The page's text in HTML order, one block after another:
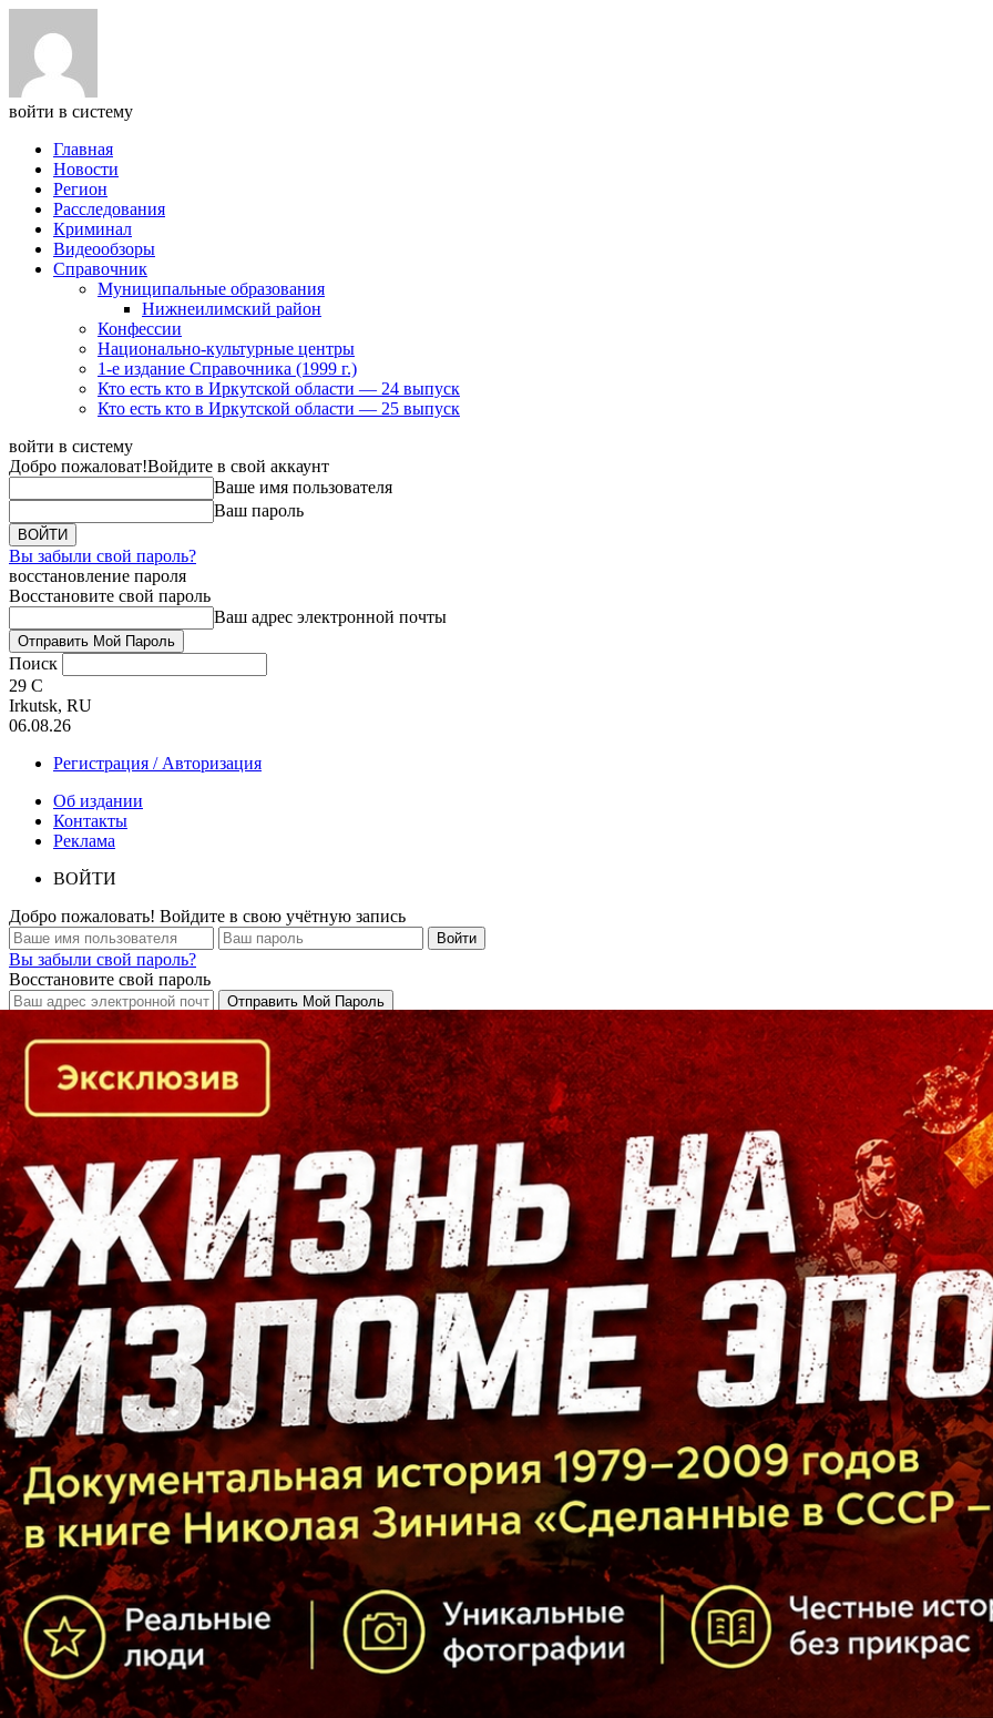
войти в систему
Главная
Новости
Регион
Расследования
Криминал
Видеообзоры
Справочник
Муниципальные образования
Нижнеилимский район
Конфессии
Национально-культурные центры
1-е издание Справочника (1999 г.)
Кто есть кто в Иркутской области — 24 выпуск
Кто есть кто в Иркутской области — 25 выпуск
войти в систему
Добро пожаловат!Войдите в свой аккаунт
Ваше имя пользователя
Ваш пароль
Вы забыли свой пароль?
восстановление пароля
Восстановите свой пароль
Ваш адрес электронной почты
Поиск
29 C
Irkutsk, RU
06.08.26
Регистрация / Авторизация
Об издании
Контакты
Реклама
ВОЙТИ
Добро пожаловать! Войдите в свою учётную запись
Вы забыли свой пароль?
Восстановите свой пароль
Кто есть кто в Байкальском регионе